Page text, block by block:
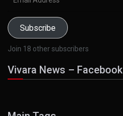
Subscribe
Join 18 other subscribers
Vivara News – Facebook